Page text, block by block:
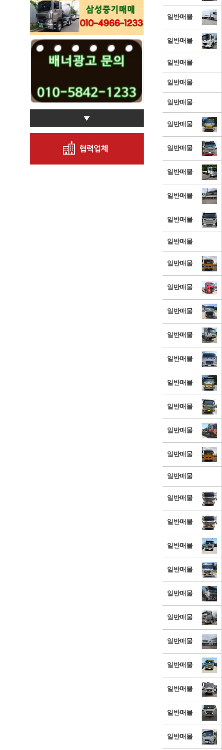
일반매물
일반매물
일반매물
일반매물
일반매물
일반매물
일반매물
일반매물
일반매물
일반매물
일반매물
일반매물
일반매물
일반매물
일반매물
일반매물
일반매물
일반매물
일반매물
일반매물
일반매물
일반매물
일반매물
일반매물
일반매물
일반매물
일반매물
일반매물
일반매물
일반매물
일반매물
일반매물